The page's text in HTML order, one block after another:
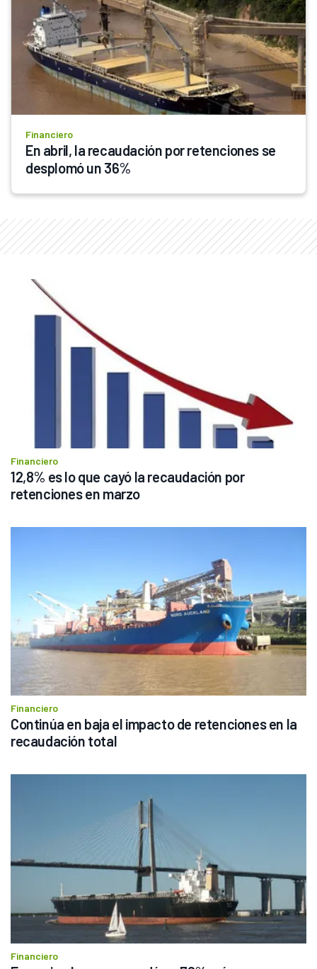
Financiero
En abril, la recaudación por retenciones se
desplomó un 36%
Financiero
12,8% es lo que cayó la recaudación por
retenciones en marzo
Financiero
Continúa en baja el impacto de retenciones en la
recaudación total
Financiero